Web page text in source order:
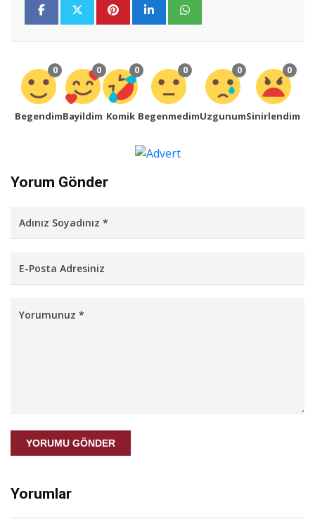
0
Begendim
0
Bayildim
0
Komik
0
Begenmedim
0
Uzgunum
0
Sinirlendim
Yorum Gönder
YORUMU GÖNDER
Yorumlar